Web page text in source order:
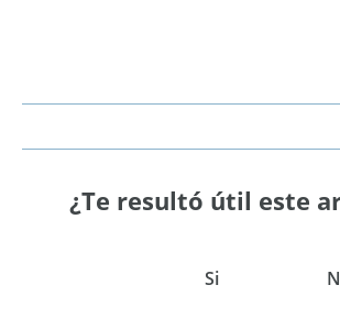
¿Te resultó útil este
Si